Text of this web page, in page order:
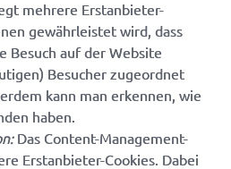
mehrere Erstanbieter-
gewährleistet wird, dass
Besuch auf der Website
Besucher zugeordnet
kann man erkennen, wie
haben.
Das Content-Management-
Erstanbieter-Cookies. Dabei